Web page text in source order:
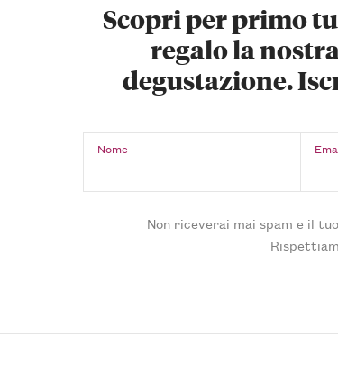
Scopri per primo
regalo la
degustazione.
Nome
Non riceverai mai spam e il